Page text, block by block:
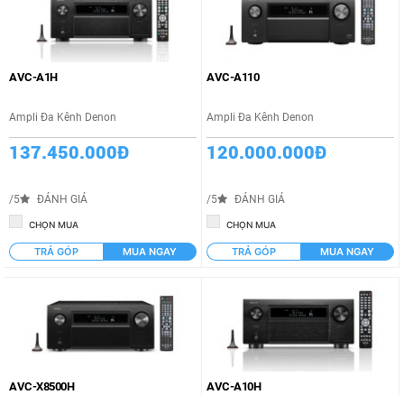
AVC-A1H
Ampli Đa Kênh Denon
137.450.000Đ
/5 ĐÁNH GIÁ
CHỌN MUA
TRẢ GÓP MUA NGAY
AVC-A110
Ampli Đa Kênh Denon
120.000.000Đ
/5 ĐÁNH GIÁ
CHỌN MUA
TRẢ GÓP MUA NGAY
AVC-X8500H AVC-A10H